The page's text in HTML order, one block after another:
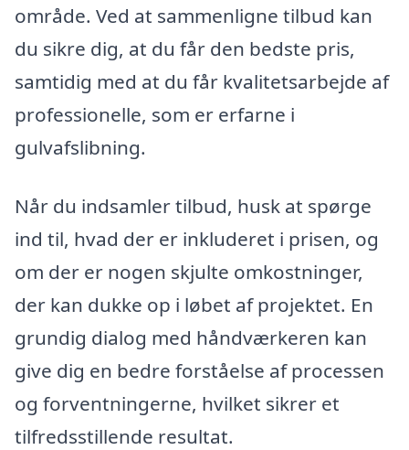
område. Ved at sammenligne tilbud kan
du sikre dig, at du får den bedste pris,
samtidig med at du får kvalitetsarbejde af
professionelle, som er erfarne i
gulvafslibning.
Når du indsamler tilbud, husk at spørge
ind til, hvad der er inkluderet i prisen, og
om der er nogen skjulte omkostninger,
der kan dukke op i løbet af projektet. En
grundig dialog med håndværkeren kan
give dig en bedre forståelse af processen
og forventningerne, hvilket sikrer et
tilfredsstillende resultat.